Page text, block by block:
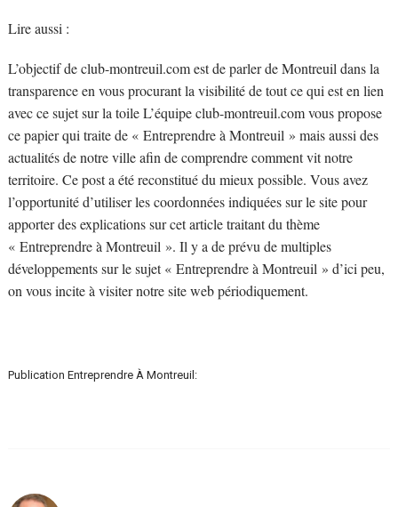
Lire aussi :
L’objectif de club-montreuil.com est de parler de Montreuil dans la
transparence en vous procurant la visibilité de tout ce qui est en lien
avec ce sujet sur la toile L’équipe club-montreuil.com vous propose
ce papier qui traite de « Entreprendre à Montreuil » mais aussi des
actualités de notre ville afin de comprendre comment vit notre
territoire. Ce post a été reconstitué du mieux possible. Vous avez
l’opportunité d’utiliser les coordonnées indiquées sur le site pour
apporter des explications sur cet article traitant du thème
« Entreprendre à Montreuil ». Il y a de prévu de multiples
développements sur le sujet « Entreprendre à Montreuil » d’ici peu,
on vous incite à visiter notre site web périodiquement.
Publication Entreprendre À Montreuil: